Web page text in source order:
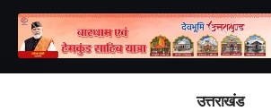
उत्तराखंड